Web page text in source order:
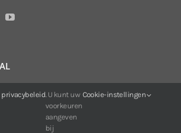
anywhere.
privacybeleid. U kunt uw
voorkeuren
aangeven
bij
Cookie-instellingen